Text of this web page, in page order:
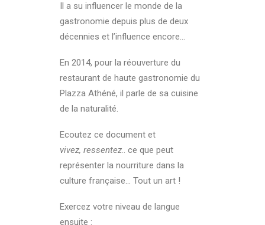
Il a su influencer le monde de la
gastronomie depuis plus de deux
décennies et l’influence encore…
En 2014, pour la réouverture du
restaurant de haute gastronomie du
Plazza Athéné, il parle de sa cuisine
de la naturalité.
Ecoutez ce document et
vivez, ressentez.. ce que peut
représenter la nourriture dans la
culture française… Tout un art !
Exercez votre niveau de langue
ensuite :